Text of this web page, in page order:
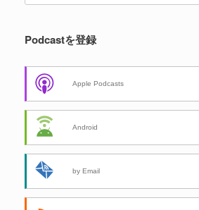
Podcastを登録
Apple Podcasts
Android
by Email